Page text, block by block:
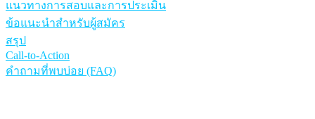
แนวทางการสอบและการประเมิน
ข้อแนะนำสำหรับผู้สมัคร
สรุป
Call-to-Action
คำถามที่พบบ่อย (FAQ)